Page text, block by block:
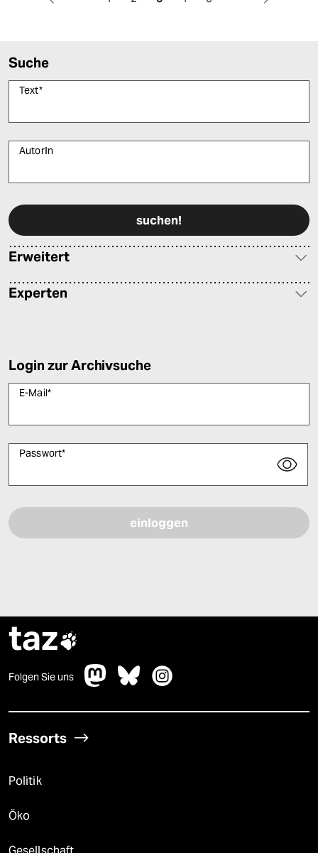
Suche
Text*
AutorIn
Erweitert
Experten
Login zur Archivsuche
E-Mail*
Passwort*
taz
Folgen Sie uns
Ressorts
Politik
Öko